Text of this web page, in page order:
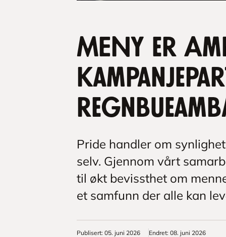
MENY er
Pride handler om
selv. Gjennom vårt
til økt bevissthet om
et samfunn der alle kan
Publisert: 05. juni 2026 Endret: 08. juni 2026